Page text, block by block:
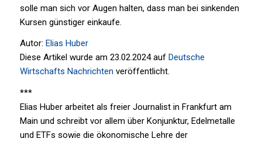
solle man sich vor Augen halten, dass man bei sinkenden
Kursen günstiger einkaufe.
Autor: Elias Huber
Diese Artikel wurde am 23.02.2024 auf Deutsche
Wirtschafts Nachrichten veröffentlicht.
***
Elias Huber arbeitet als freier Journalist in Frankfurt am
Main und schreibt vor allem über Konjunktur, Edelmetalle
und ETFs sowie die ökonomische Lehre der